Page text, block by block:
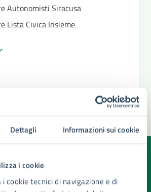
Dettagli Informazioni sui cookie
i cookie
cookie tecnici di navigazione e di
Autonomisti Siracusa
Lista Civica Insieme
le informazioni su questa